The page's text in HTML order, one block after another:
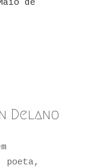
de
Delano
poeta,